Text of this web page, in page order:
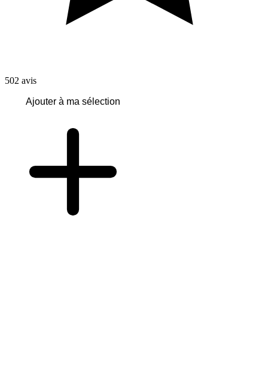
502 avis
Ajouter à ma sélection